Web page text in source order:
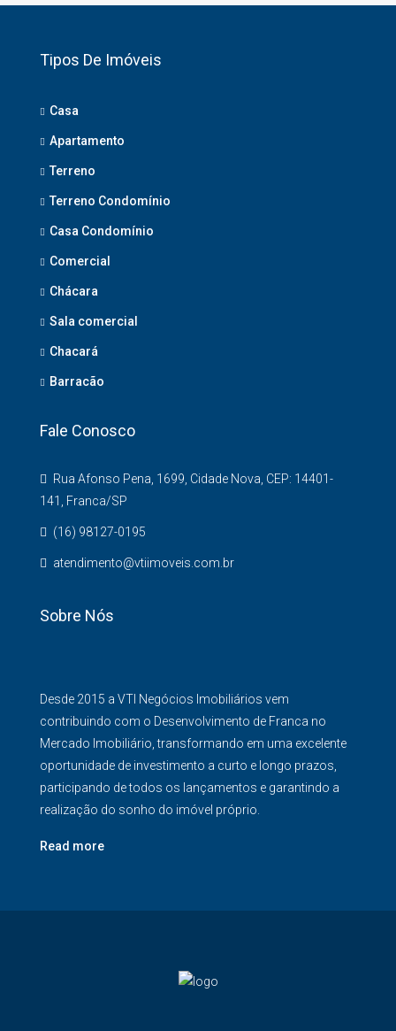
Tipos De Imóveis
Casa
Apartamento
Terreno
Terreno Condomínio
Casa Condomínio
Comercial
Chácara
Sala comercial
Chacará
Barracão
Fale Conosco
Rua Afonso Pena, 1699, Cidade Nova, CEP: 14401-
141, Franca/SP
(16) 98127-0195
atendimento@vtiimoveis.com.br
Sobre Nós
Desde 2015 a VTI Negócios Imobiliários vem
contribuindo com o Desenvolvimento de Franca no
Mercado Imobiliário, transformando em uma excelente
oportunidade de investimento a curto e longo prazos,
participando de todos os lançamentos e garantindo a
realização do sonho do imóvel próprio.
Read more